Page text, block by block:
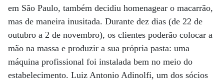
em São Paulo, também decidiu homenagear o macarrão,
mas de maneira inusitada. Durante dez dias (de 22 de
outubro a 2 de novembro), os clientes poderão colocar a
mão na massa e produzir a sua própria pasta: uma
máquina profissional foi instalada bem no meio do
estabelecimento. Luiz Antonio Adinolfi, um dos sócios